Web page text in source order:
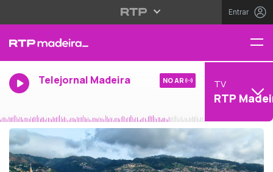
Entrar
Telejornal Madeira NO AR TV
RTP